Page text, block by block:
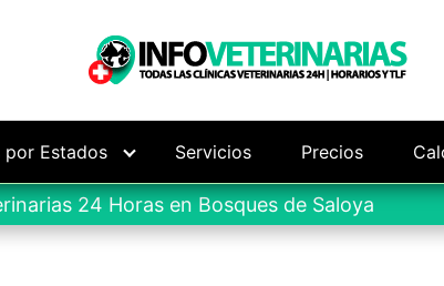
por Estados Servicios Precios
24 Horas en Bosques de Saloya